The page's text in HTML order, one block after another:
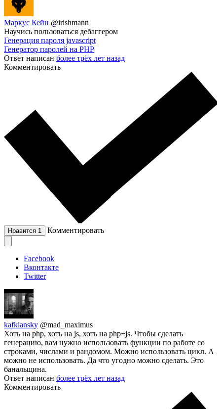
Маркус Кейн @irishmann
Научись пользоваться дебаггером
Генерация пароля javascript
Генератор паролей на PHP
Ответ написан более трёх лет назад
Комментировать
Нравится 1 Комментировать
Facebook
Вконтакте
Twitter
kafkiansky @mad_maximus
Хоть на php, хоть на js, хоть на php+js. Чтобы сделать
генерацию, вам нужно использовать функции по работе со
строками, числами и рандомом. Можно использовать цикл. А
можно не использовать. Да что угодно можно сделать. Это
банальщина.
Ответ написан более трёх лет назад
Комментировать